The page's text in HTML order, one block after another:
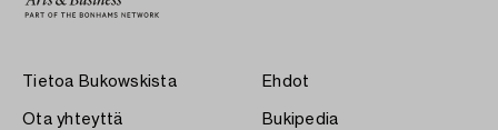
Tietoa Bukowskista
Ota yhteyttä
Ehdot
Bukipedia